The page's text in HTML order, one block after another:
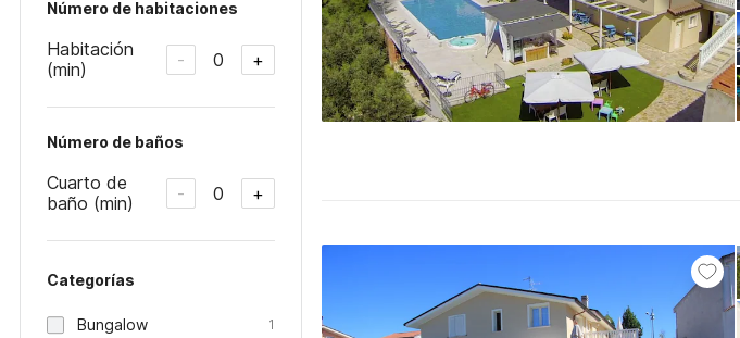
Número de habitaciones
Habitación
(min)
- 0 +
Número de baños
Cuarto de
baño (min)
- 0 +
Categorías
Bungalow 1